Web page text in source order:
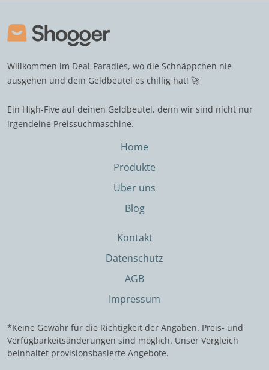
Willkommen im Deal-Paradies, wo die Schnäppchen nie
ausgehen und dein Geldbeutel es chillig hat! 🚀
Ein High-Five auf deinen Geldbeutel, denn wir sind nicht nur
irgendeine Preissuchmaschine.
Home
Produkte
Über uns
Blog
Kontakt
Datenschutz
AGB
Impressum
*Keine Gewähr für die Richtigkeit der Angaben. Preis- und
Verfügbarkeitsänderungen sind möglich. Unser Vergleich
beinhaltet provisionsbasierte Angebote.